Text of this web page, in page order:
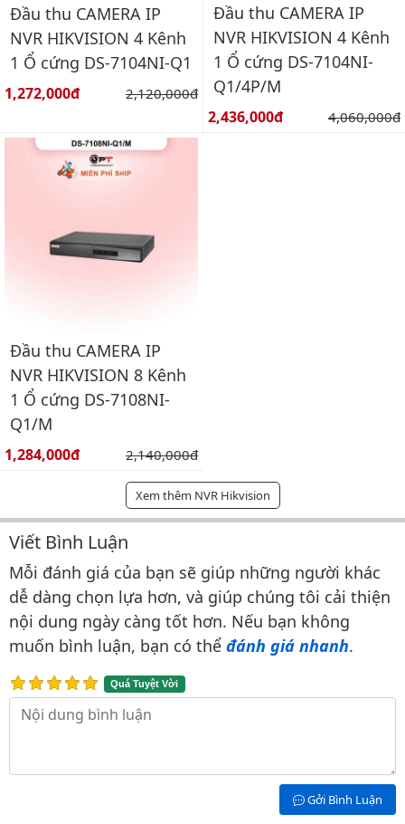
Đầu thu CAMERA IP
NVR HIKVISION 4 Kênh
1 Ổ cứng DS-7104NI-Q1
Giá bán:
1,272,000đ Giá gốc:
2,120,000đ
Đầu thu CAMERA IP
NVR HIKVISION 4 Kênh
1 Ổ cứng DS-7104NI-
Q1/4P/M
Giá bán:
2,436,000đ Giá gốc:
4,060,000đ
Đầu thu CAMERA IP
NVR HIKVISION 8 Kênh
1 Ổ cứng DS-7108NI-
Q1/M
Giá bán:
1,284,000đ Giá gốc:
2,140,000đ
Xem thêm NVR Hikvision
Bình luận & Đánh giá
Viết Bình Luận
Mỗi đánh giá của bạn sẽ giúp những người khác
dễ dàng chọn lựa hơn, và giúp chúng tôi cải thiện
nội dung ngày càng tốt hơn. Nếu bạn không
muốn bình luận, bạn có thể đánh giá nhanh.
Quá Tuyệt Vời
Nội dung bình luận
Gởi Bình Luận